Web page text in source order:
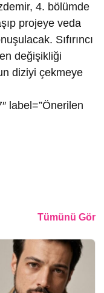
4. bölümde
projeye veda
Sıfırıncı
değişikliği
diziyi çekmeye
label=”Önerilen
Tümünü Gör